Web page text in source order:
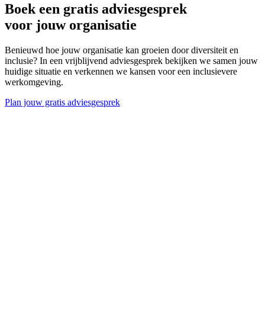
Boek een gratis adviesgesprek
voor jouw organisatie
Benieuwd hoe jouw organisatie kan groeien door diversiteit en
inclusie? In een vrijblijvend adviesgesprek bekijken we samen jouw
huidige situatie en verkennen we kansen voor een inclusievere
werkomgeving.
Plan jouw gratis adviesgesprek